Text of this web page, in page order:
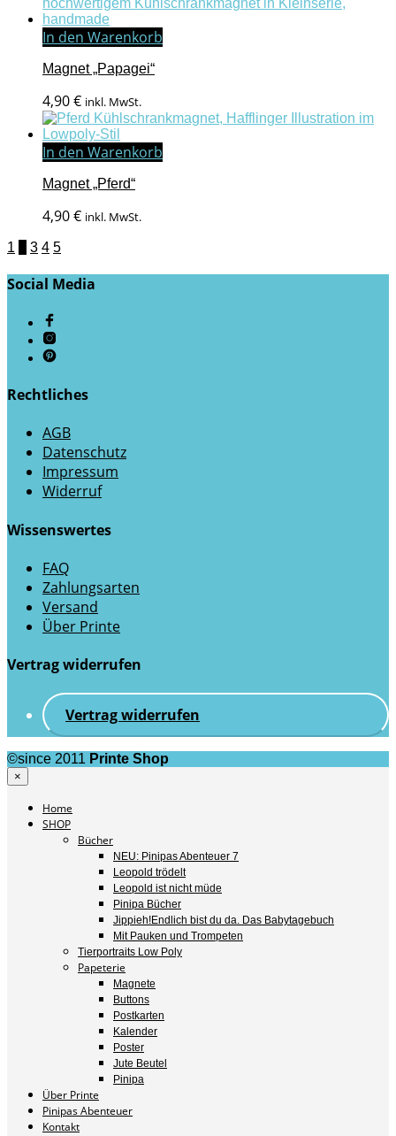
In den Warenkorb
Magnet „Papagei“
4,90€ inkl. MwSt.
In den Warenkorb
Magnet „Pferd“
4,90€ inkl. MwSt.
1 3 4 5
Social Media
Rechtliches
AGB
Datenschutz
Impressum
Widerruf
Wissenswertes
FAQ
Zahlungsarten
Versand
Über Printe
Vertrag widerrufen
Vertrag widerrufen
©since 2011 Printe Shop
×
Home
SHOP
Bücher
NEU: Pinipas Abenteuer 7
Leopold trödelt
Leopold ist nicht müde
Pinipa Bücher
Jippieh!Endlich bist du da. Das Babytagebuch
Mit Pauken und Trompeten
Tierportraits Low Poly
Papeterie
Magnete
Buttons
Postkarten
Kalender
Poster
Jute Beutel
Pinipa
Über Printe
Pinipas Abenteuer
Kontakt